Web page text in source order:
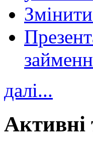
далі...
Активні